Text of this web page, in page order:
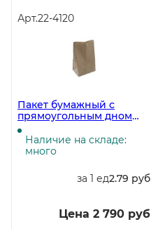
Арт.22-4120
Пакет бумажный с
прямоугольным дном
«В», 180х120х290 мм,
коричневый, 1000 штук в
упаковке
Наличие на складе:
много
за 1 ед2.79 руб
Цена 2 790 руб